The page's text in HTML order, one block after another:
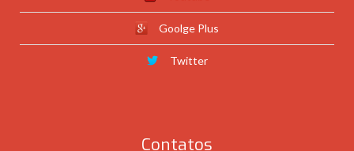
Goolge Plus
Twitter
Contatos